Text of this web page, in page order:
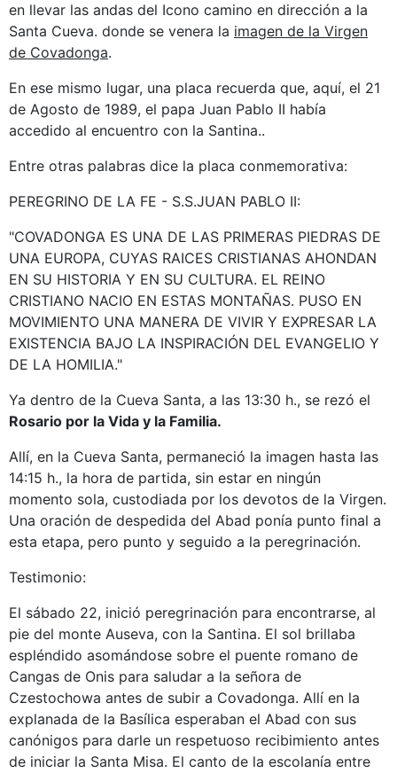
en llevar las andas del Icono camino en dirección a la
Santa Cueva. donde se venera la imagen de la Virgen
de Covadonga.
En ese mismo lugar, una placa recuerda que, aquí, el 21
de Agosto de 1989, el papa Juan Pablo II había
accedido al encuentro con la Santina..
Entre otras palabras dice la placa conmemorativa:
PEREGRINO DE LA FE - S.S.JUAN PABLO II:
"COVADONGA ES UNA DE LAS PRIMERAS PIEDRAS DE
UNA EUROPA, CUYAS RAICES CRISTIANAS AHONDAN
EN SU HISTORIA Y EN SU CULTURA. EL REINO
CRISTIANO NACIO EN ESTAS MONTAÑAS. PUSO EN
MOVIMIENTO UNA MANERA DE VIVIR Y EXPRESAR LA
EXISTENCIA BAJO LA INSPIRACIÓN DEL EVANGELIO Y
DE LA HOMILIA."
Ya dentro de la Cueva Santa, a las 13:30 h., se rezó el
Rosario por la Vida y la Familia.
Allí, en la Cueva Santa, permaneció la imagen hasta las
14:15 h., la hora de partida, sin estar en ningún
momento sola, custodiada por los devotos de la Virgen.
Una oración de despedida del Abad ponía punto final a
esta etapa, pero punto y seguido a la peregrinación.
Testimonio:
El sábado 22, inició peregrinación para encontrarse, al
pie del monte Auseva, con la Santina. El sol brillaba
espléndido asomándose sobre el puente romano de
Cangas de Onis para saludar a la señora de
Czestochowa antes de subir a Covadonga. Allí en la
explanada de la Basílica esperaban el Abad con sus
canónigos para darle un respetuoso recibimiento antes
de iniciar la Santa Misa. El canto de la escolanía entre